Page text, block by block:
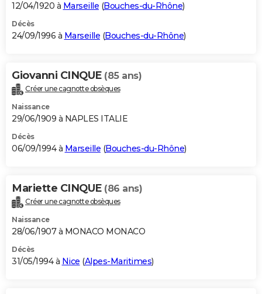
12/04/1920 à Marseille (Bouches-du-Rhône)
Décès
24/09/1996 à Marseille (Bouches-du-Rhône)
Giovanni CINQUE (85 ans)
Créer une cagnotte obsèques
Naissance
29/06/1909 à NAPLES ITALIE
Décès
06/09/1994 à Marseille (Bouches-du-Rhône)
Mariette CINQUE (86 ans)
Créer une cagnotte obsèques
Naissance
28/06/1907 à MONACO MONACO
Décès
31/05/1994 à Nice (Alpes-Maritimes)